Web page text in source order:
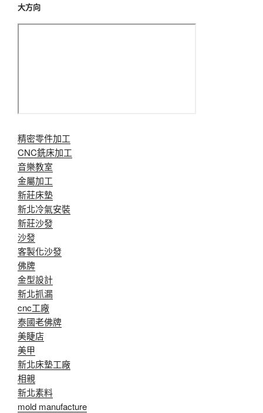
大方向
精密零件加工
CNC銑床加工
音樂教室
金屬加工
新莊床墊
新北冷氣安裝
新莊沙發
沙發
客製化沙發
佛牌
金型設計
新北抓漏
cnc工廠
泰國老佛牌
美睫店
美甲
新北床墊工廠
相親
新北素料
mold manufacture